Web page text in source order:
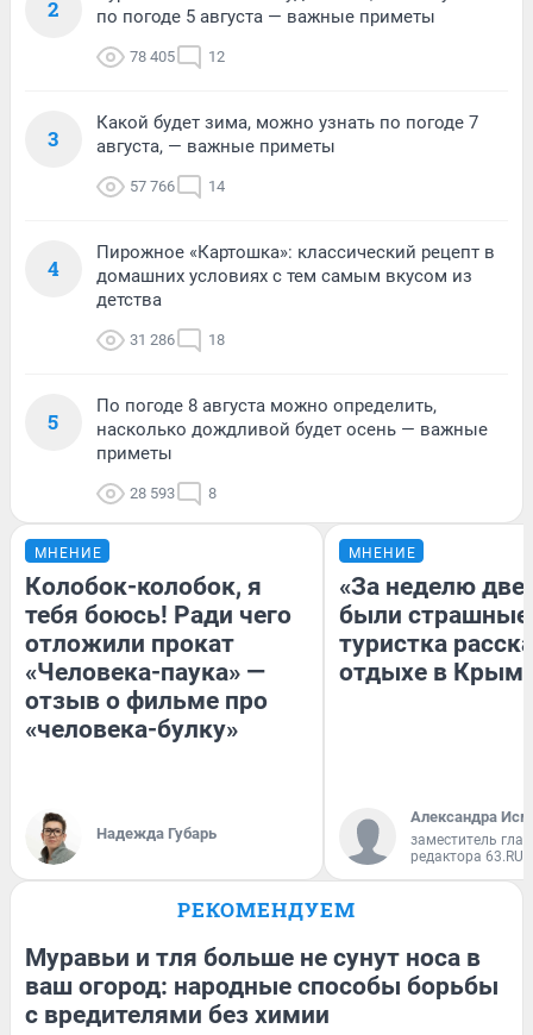
2
по погоде 5 августа — важные приметы
78 405 12
3
Какой будет зима, можно узнать по погоде 7
августа, — важные приметы
57 766 14
4
Пирожное «Картошка»: классический рецепт в
домашних условиях с тем самым вкусом из
детства
31 286 18
5
По погоде 8 августа можно определить,
насколько дождливой будет осень — важные
приметы
28 593 8
МНЕНИЕ
Колобок-колобок, я
тебя боюсь! Ради чего
отложили прокат
«Человека-паука» —
отзыв о фильме про
«человека-булку»
Надежда Губарь
МНЕНИЕ
«За неделю две
были
туристка
отдыхе в
Александра
заместитель
редактора 63.RU
РЕКОМЕНДУЕМ
Муравьи и тля больше не сунут носа в
ваш огород: народные способы борьбы
с вредителями без химии